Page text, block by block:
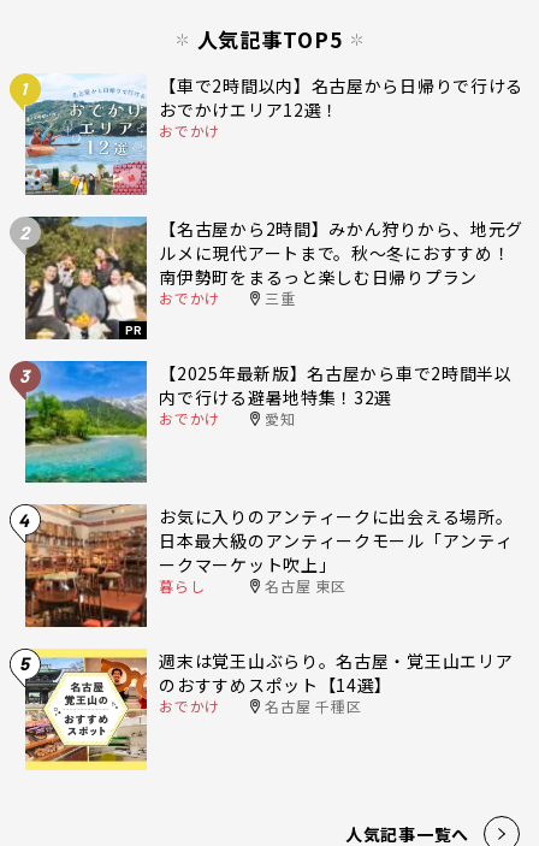
人気記事TOP5
1
【車で2時間以内】名古屋から日帰りで行ける
おでかけエリア12選！
おでかけ
2
PR
【名古屋から2時間】みかん狩りから、地元グ
ルメに現代アートまで。秋〜冬におすすめ！
南伊勢町をまるっと楽しむ日帰りプラン
おでかけ 三重
3
【2025年最新版】名古屋から車で2時間半以
内で行ける避暑地特集！32選
おでかけ 愛知
4
お気に入りのアンティークに出会える場所。
日本最大級のアンティークモール「アンティ
ークマーケット吹上」
暮らし 名古屋 東区
5
週末は覚王山ぶらり。名古屋・覚王山エリア
のおすすめスポット【14選】
おでかけ 名古屋 千種区
人気記事一覧へ